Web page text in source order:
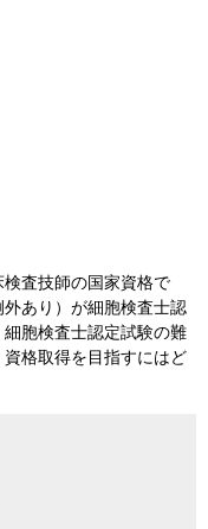
査技師の国家資格で
あり）が細胞検査士認
胞検査士認定試験の難
格取得を目指すにはど